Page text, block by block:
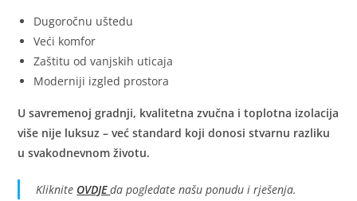
Dugoročnu uštedu
Veći komfor
Zaštitu od vanjskih uticaja
Moderniji izgled prostora
U savremenoj gradnji, kvalitetna zvučna i toplotna izolacija
više nije luksuz – već standard koji donosi stvarnu razliku
u svakodnevnom životu.
Kliknite OVDJEda pogledate našu ponudu i rješenja.